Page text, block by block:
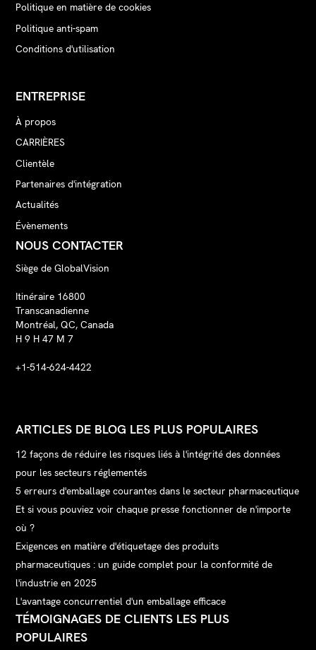
Politique en matière de cookies
Politique anti-spam
Conditions d'utilisation
ENTREPRISE
À propos
CARRIÈRES
Clientèle
Partenaires d'intégration
Actualités
Évènements
NOUS CONTACTER
Siège de GlobalVision
Itinéraire 16800
Transcanadienne
Montréal, QC, Canada
H 9 H 47 M 7
+1-514-624-4422
ARTICLES DE BLOG LES PLUS POPULAIRES
12 façons de réduire les risques liés à l'intégrité des données
pour les secteurs réglementés
5 erreurs d'emballage courantes dans le secteur pharmaceutique
Et si vous pouviez voir chaque presse fonctionner de n'importe
où ?
Exigences en matière d'étiquetage des produits
pharmaceutiques : un guide complet pour la conformité de
l'industrie en 2025
L'avantage concurrentiel d'un emballage efficace
TÉMOIGNAGES DE CLIENTS LES PLUS
POPULAIRES